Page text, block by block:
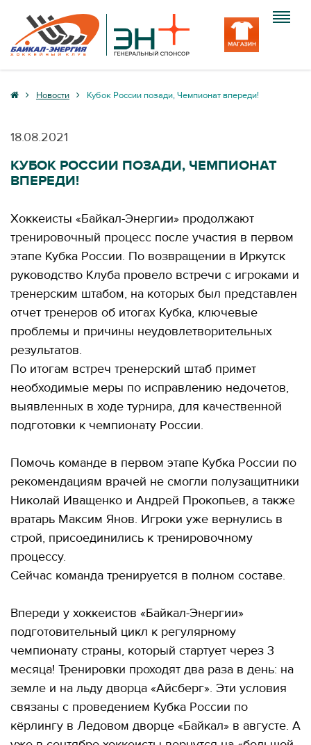
Клуб
Медиа
Вход
Новости Кубок России позади, Чемпионат впереди!
18.08.2021
КУБОК РОССИИ ПОЗАДИ, ЧЕМПИОНАТ
ВПЕРЕДИ!
Хоккеисты «Байкал-Энергии» продолжают
тренировочный процесс после участия в первом
этапе Кубка России. По возвращении в Иркутск
руководство Клуба провело встречи с игроками и
тренерским штабом, на которых был представлен
отчет тренеров об итогах Кубка, ключевые
проблемы и причины неудовлетворительных
результатов.
По итогам встреч тренерский штаб примет
необходимые меры по исправлению недочетов,
выявленных в ходе турнира, для качественной
подготовки к чемпионату России.
Помочь команде в первом этапе Кубка России по
рекомендациям врачей не смогли полузащитники
Николай Иващенко и Андрей Прокопьев, а также
вратарь Максим Янов. Игроки уже вернулись в
строй, присоединились к тренировочному
процессу.
Сейчас команда тренируется в полном составе.
Впереди у хоккеистов «Байкал-Энергии»
подготовительный цикл к регулярному
чемпионату страны, который стартует через 3
месяца! Тренировки проходят два раза в день: на
земле и на льду дворца «Айсберг». Эти условия
связаны с проведением Кубка России по
кёрлингу в Ледовом дворце «Байкал» в августе. А